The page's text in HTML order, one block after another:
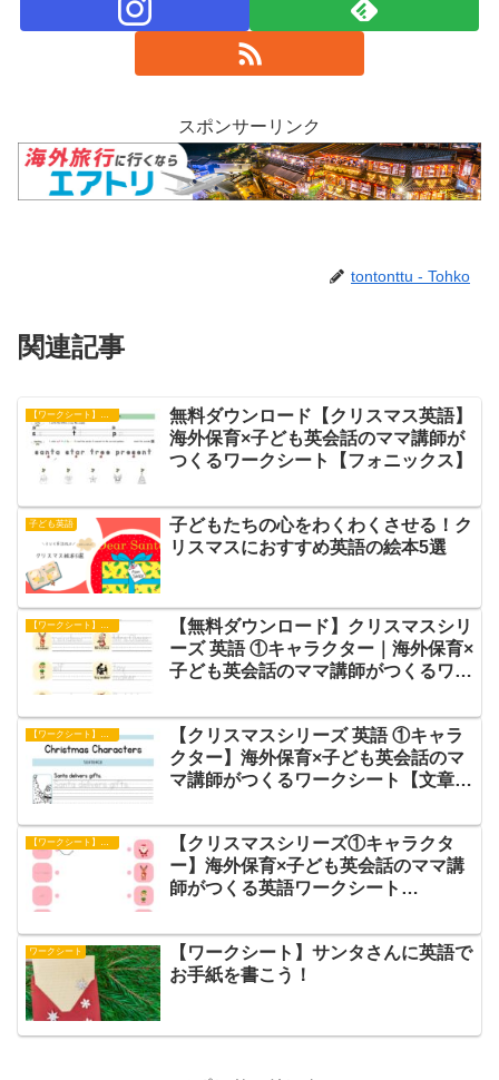
スポンサーリンク
tontonttu - Tohko
関連記事
【ワークシート】フォニックス
無料ダウンロード【クリスマス英語】
海外保育×子ども英会話のママ講師が
つくるワークシート【フォニックス】
子ども英語
子どもたちの心をわくわくさせる！ク
リスマスにおすすめ英語の絵本5選
【ワークシート】単語練習
【無料ダウンロード】クリスマスシリ
ーズ 英語 ①キャラクター｜海外保育×
子ども英会話のママ講師がつくるワー
【クリスマスシリーズ 英語 ①キャラ
クター】海外保育×子ども英会話のマ
マ講師がつくるワークシート【文章練
【ワークシート】アクティビティ
【クリスマスシリーズ①キャラクタ
ー】海外保育×子ども英会話のママ講
師がつくる英語ワークシート
ワークシート
【ワークシート】サンタさんに英語で
お手紙を書こう！